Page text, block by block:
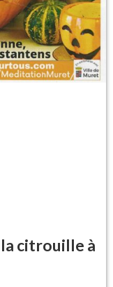
la citrouille à